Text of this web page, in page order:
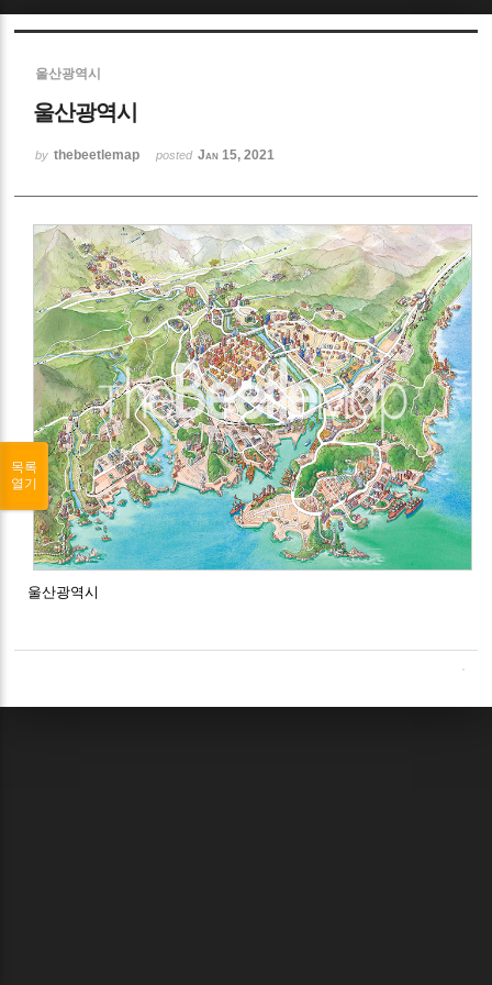
울산광역시
울산광역시
by thebeetlemap posted Jan 15, 2021
울산광역시
목록
열기
Sketchbook5, 스케치북5
Sketchbook5, 스케치북5